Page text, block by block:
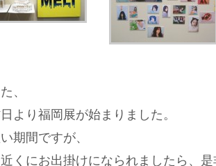
、
より福岡展が始まりました。
期間ですが、
くにお出掛けになられましたら、